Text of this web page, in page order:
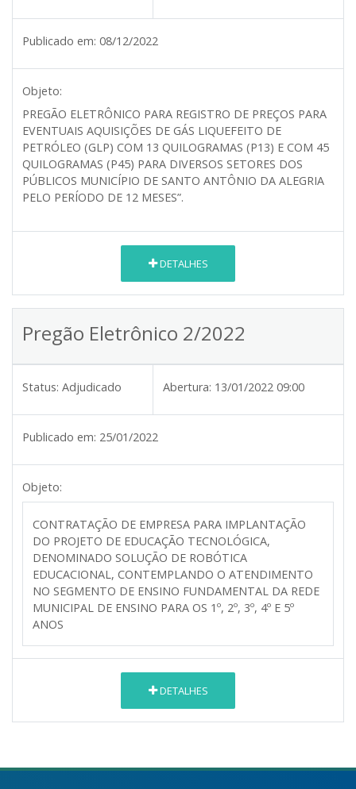
Publicado em: 08/12/2022
Objeto:
PREGÃO ELETRÔNICO PARA REGISTRO DE PREÇOS PARA
EVENTUAIS AQUISIÇÕES DE GÁS LIQUEFEITO DE
PETRÓLEO (GLP) COM 13 QUILOGRAMAS (P13) E COM 45
QUILOGRAMAS (P45) PARA DIVERSOS SETORES DOS
PÚBLICOS MUNICÍPIO DE SANTO ANTÔNIO DA ALEGRIA
PELO PERÍODO DE 12 MESES”.
DETALHES
Pregão Eletrônico 2/2022
Status: Adjudicado Abertura: 13/01/2022 09:00
Publicado em: 25/01/2022
Objeto:
CONTRATAÇÃO DE EMPRESA PARA IMPLANTAÇÃO
DO PROJETO DE EDUCAÇÃO TECNOLÓGICA,
DENOMINADO SOLUÇÃO DE ROBÓTICA
EDUCACIONAL, CONTEMPLANDO O ATENDIMENTO
NO SEGMENTO DE ENSINO FUNDAMENTAL DA REDE
MUNICIPAL DE ENSINO PARA OS 1º, 2º, 3º, 4º E 5º
ANOS
DETALHES